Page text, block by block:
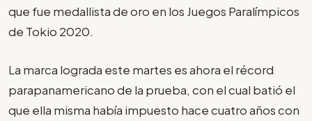
que fue medallista de oro en los Juegos Paralímpicos
de Tokio 2020.
La marca lograda este martes es ahora el récord
parapanamericano de la prueba, con el cual batió el
que ella misma había impuesto hace cuatro años con